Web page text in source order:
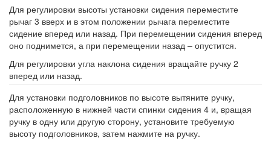
Для регулировки высоты установки сидения переместите
рычаг 3 вверх и в этом положении рычага переместите
сидение вперед или назад. При перемещении сидения вперед
оно поднимется, а при перемещении назад – опустится.
Для регулировки угла наклона сидения вращайте ручку 2
вперед или назад.
Для установки подголовников по высоте вытяните ручку,
расположенную в нижней части спинки сидения 4 и, вращая
ручку в одну или другую сторону, установите требуемую
высоту подголовников, затем нажмите на ручку.